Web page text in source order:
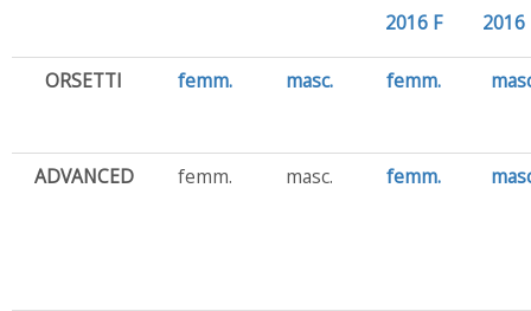
2016 F
2016
ORSETTI femm. masc. femm.
ADVANCED femm. masc. femm.